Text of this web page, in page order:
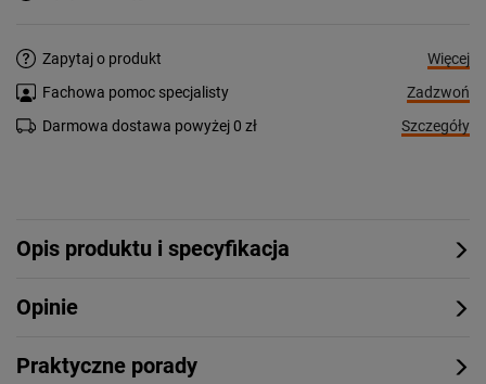
Zapytaj o produkt
Więcej
Fachowa pomoc specjalisty
Zadzwoń
Darmowa dostawa powyżej 0 zł
Szczegóły
Opis produktu i specyfikacja
Opinie
Praktyczne porady